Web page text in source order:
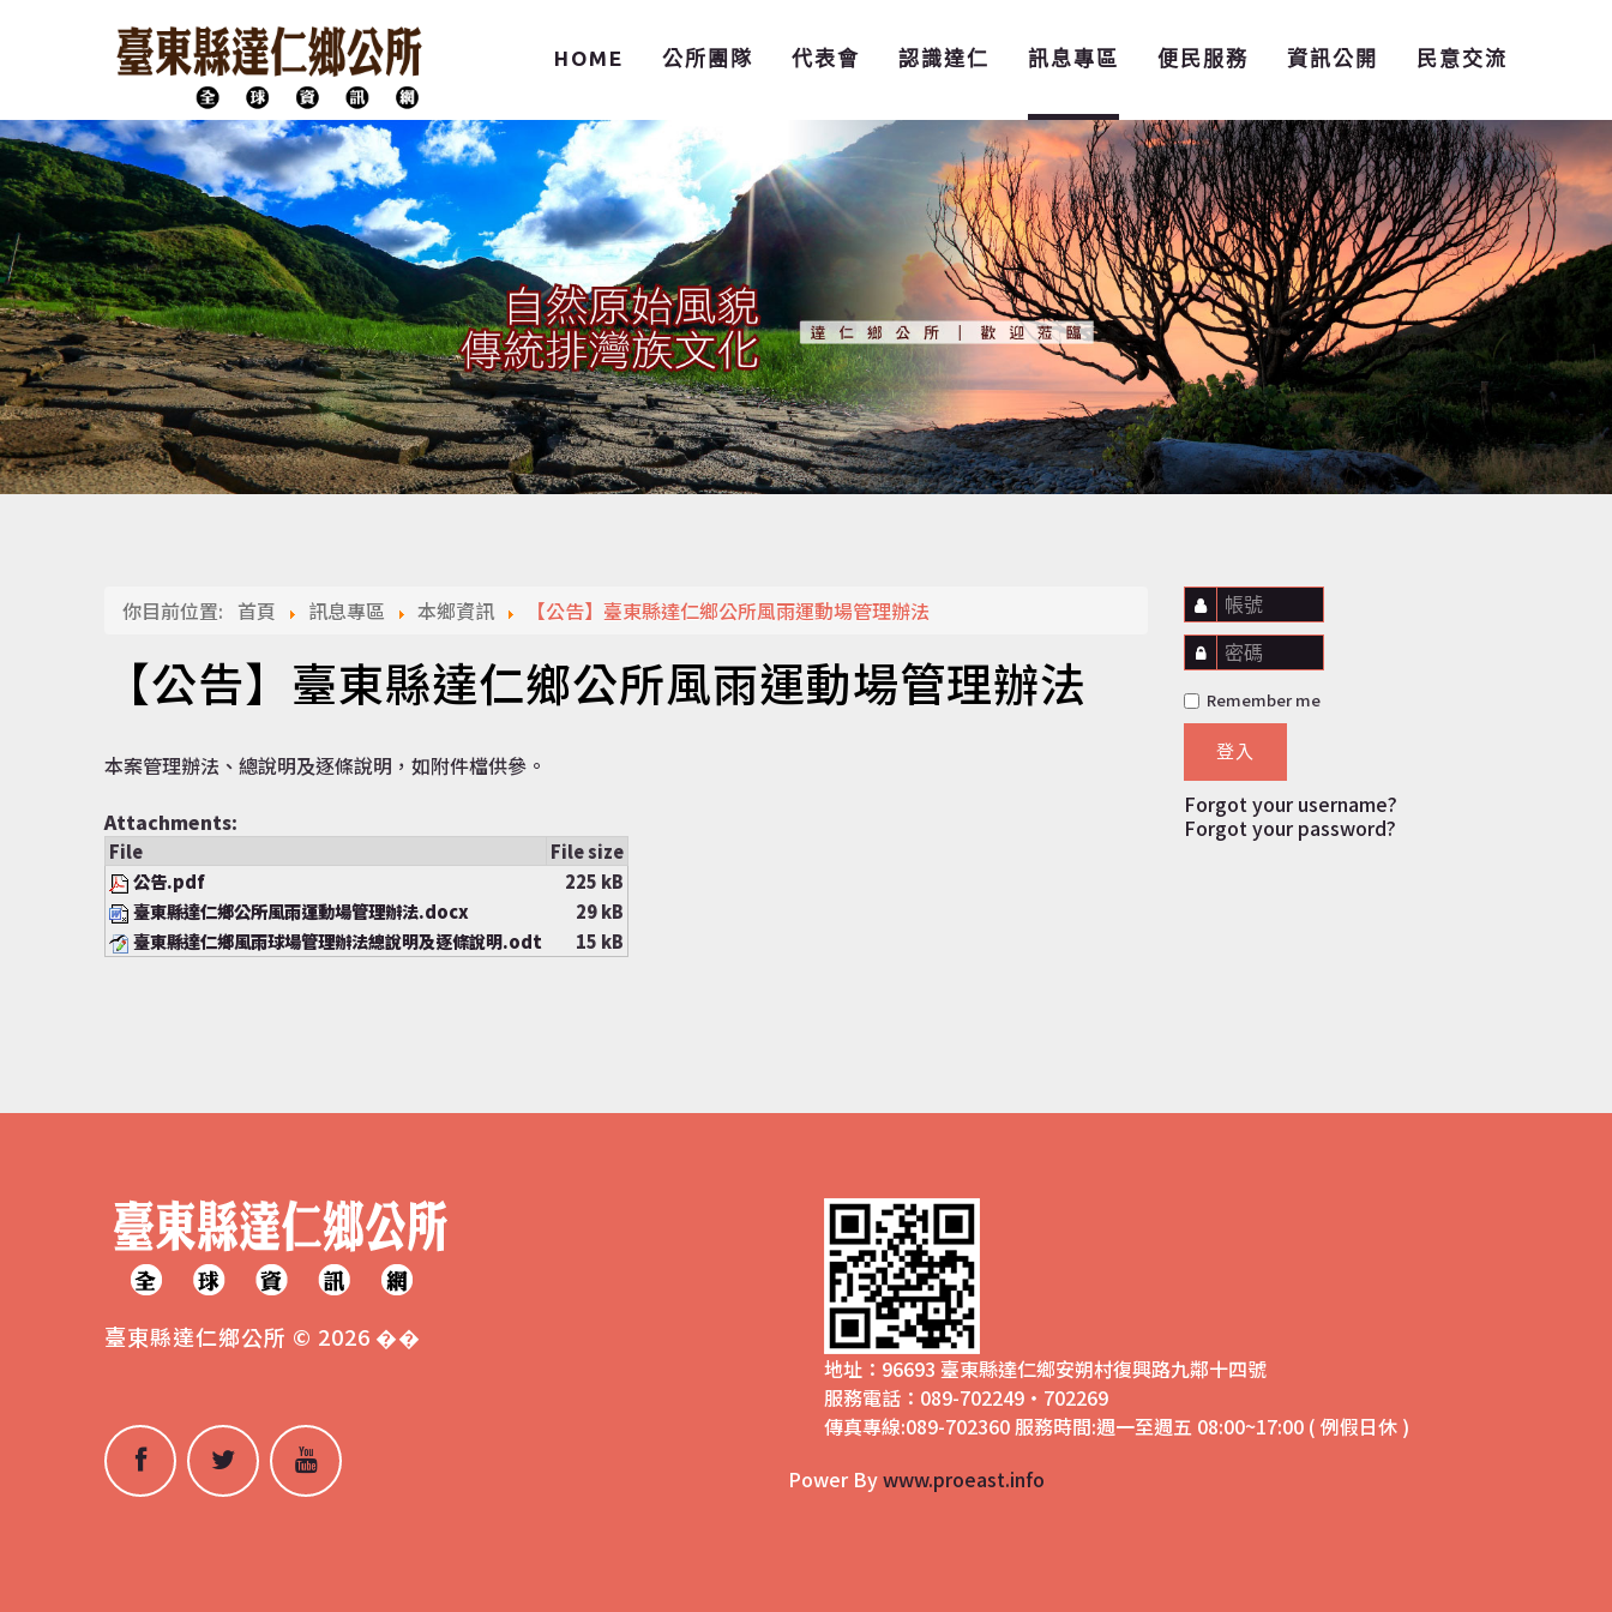
HOME 公所團隊 代表會 認識達仁 訊息專區 便民服務 資訊公開 民意交流
你目前位置: 首頁 訊息專區 本鄉資訊 【公告】臺東縣達仁鄉公所風雨運動場管理辦法
【公告】臺東縣達仁鄉公所風雨運動場管理辦法
本案管理辦法、總說明及逐條說明，如附件檔供參。
Attachments:
File
File size
公告.pdf
225 kB
臺東縣達仁鄉公所風雨運動場管理辦法.docx
29 kB
臺東縣達仁鄉風雨球場管理辦法總說明及逐條說明.odt
15 kB
帳號
密碼
Remember me
登入
Forgot your username?
Forgot your password?
臺東縣達仁鄉公所 © 2026
地址：96693 臺東縣達仁鄉安朔村復興路九鄰十四號
服務電話：089-702249‧702269
傳真專線:089-702360 服務時間:週一至週五 08:00~17:00 ( 例假日休 )
Power Bywww.proeast.info